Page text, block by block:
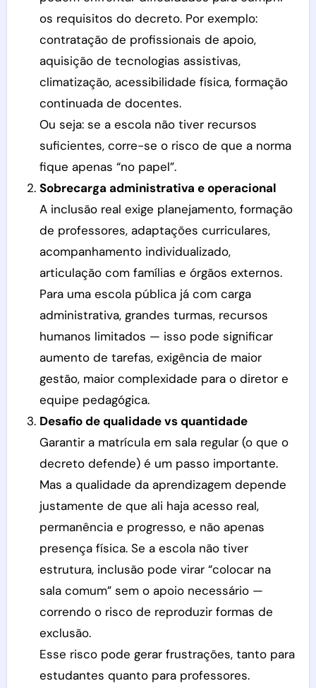
os requisitos do decreto. Por exemplo:
contratação de profissionais de apoio,
aquisição de tecnologias assistivas,
climatização, acessibilidade física, formação
continuada de docentes.
Ou seja: se a escola não tiver recursos
suficientes, corre-se o risco de que a norma
fique apenas “no papel”.
Sobrecarga administrativa e operacional
A inclusão real exige planejamento, formação
de professores, adaptações curriculares,
acompanhamento individualizado,
articulação com famílias e órgãos externos.
Para uma escola pública já com carga
administrativa, grandes turmas, recursos
humanos limitados — isso pode significar
aumento de tarefas, exigência de maior
gestão, maior complexidade para o diretor e
equipe pedagógica.
Desafio de qualidade vs quantidade
Garantir a matrícula em sala regular (o que o
decreto defende) é um passo importante.
Mas a qualidade da aprendizagem depende
justamente de que ali haja acesso real,
permanência e progresso, e não apenas
presença física. Se a escola não tiver
estrutura, inclusão pode virar “colocar na
sala comum” sem o apoio necessário —
correndo o risco de reproduzir formas de
exclusão.
Esse risco pode gerar frustrações, tanto para
estudantes quanto para professores.